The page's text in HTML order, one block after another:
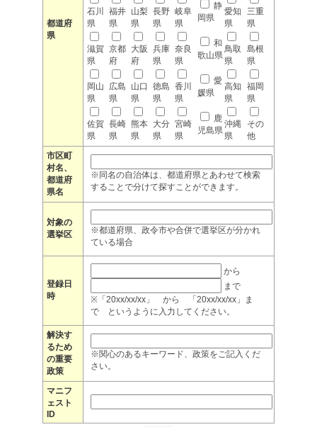
都道府
県
石川
県
福井
県
山梨
県
長野
県
岐阜
県
静
岡県
愛知
県
三重
県
滋賀
県
京都
府
大阪
府
兵庫
県
奈良
県
和
歌山県
鳥取
県
島根
県
岡山
県
広島
県
山口
県
徳島
県
香川
県
愛
媛県
高知
県
福岡
県
佐賀
県
長崎
県
熊本
県
大分
県
宮崎
県
鹿
児島県
沖縄
県
その
他
市区町
村名、
都道府
県名
※同名の自治体は、都道府県とあわせて検索
することで分けて探すことができます。
対象の
選挙区
※都道府県、政令市や合併で選挙区が分かれ
ている場合
登録日
時
から
まで
※「20xx/xx/xx」 から 「20xx/xx/xx」ま
で というように入力してください。
解決す
るため
の重要
政策
※関心のあるキーワード、政策をご記入くだ
さい。
マニフ
ェスト
ID